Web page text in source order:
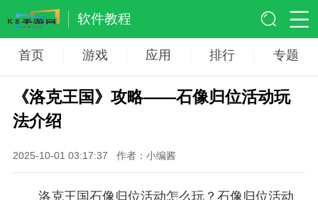
软件教程
首页 游戏 应用 排行 专题
《洛克王国》攻略——石像归位活动玩
法介绍
2025-10-01 03:17:37 作者：小编酱
洛克王国石像归位活动怎么玩？石像归位活动